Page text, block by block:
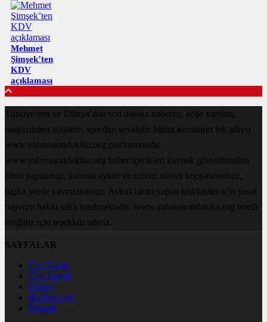
Mehmet
Şimşek’ten
KDV
açıklaması
Türkiye'den ve Dünya’dan son dakika haberler, köşe yazıları,
magazinden siyasete, spordan seyahate bütün konuların tek adresi
www.yalovasondakika.org platformunda;
www.yalovasondakika.org haber içerikleri kaynak gösterilmeden
alıntı yapılamaz, kanuna aykırı ve izinsiz olarak kopyalanamaz,
başka yerde yayınlanamaz. Aykırı işlem yapan kişi/kişiler için yasal
başvuru hakkı saklı tutulmaktadır. www.yalovasondakika.org tercih
ettiğiniz için teşekkür ederiz.
SAYFALAR
Üye Girişi
Üye Kaydı
Künye
Hakkımızda
İletişim